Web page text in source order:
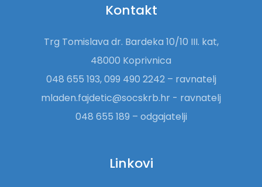
Kontakt
Trg Tomislava dr. Bardeka 10/10 III. kat,
48000 Koprivnica
048 655 193, 099 490 2242 – ravnatelj
mladen.fajdetic@socskrb.hr - ravnatelj
048 655 189 – odgajatelji
Linkovi